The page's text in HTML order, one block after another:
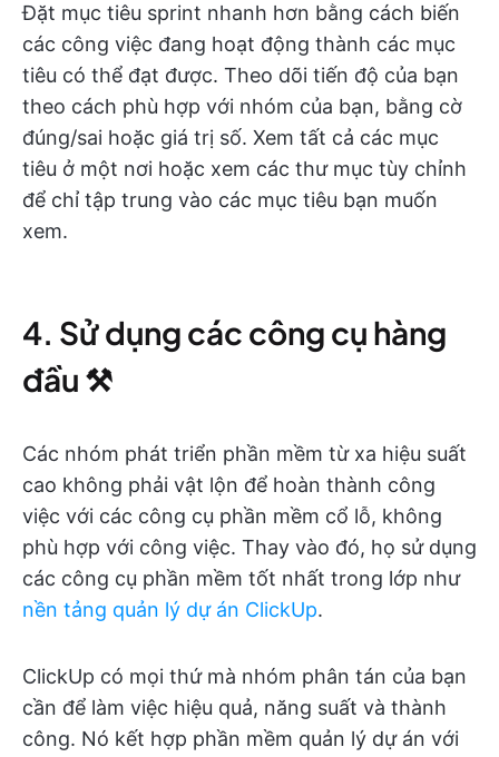
Đặt mục tiêu sprint nhanh hơn bằng cách biến
các công việc đang hoạt động thành các mục
tiêu có thể đạt được. Theo dõi tiến độ của bạn
theo cách phù hợp với nhóm của bạn, bằng cờ
đúng/sai hoặc giá trị số. Xem tất cả các mục
tiêu ở một nơi hoặc xem các thư mục tùy chỉnh
để chỉ tập trung vào các mục tiêu bạn muốn
xem.
4. Sử dụng các công cụ hàng
đầu ⚒️
Các nhóm phát triển phần mềm từ xa hiệu suất
cao không phải vật lộn để hoàn thành công
việc với các công cụ phần mềm cổ lỗ, không
phù hợp với công việc. Thay vào đó, họ sử dụng
các công cụ phần mềm tốt nhất trong lớp như
nền tảng quản lý dự án ClickUp.
ClickUp có mọi thứ mà nhóm phân tán của bạn
cần để làm việc hiệu quả, năng suất và thành
công. Nó kết hợp phần mềm quản lý dự án với